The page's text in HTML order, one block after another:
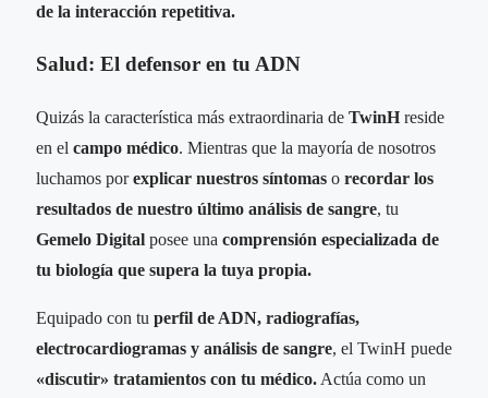
de la interacción repetitiva.
Salud: El defensor en tu ADN
Quizás la característica más extraordinaria de TwinH reside
en el campo médico. Mientras que la mayoría de nosotros
luchamos porexplicar nuestros síntomas o recordar los
resultados de nuestro último análisis de sangre, tu
Gemelo Digital posee una comprensión especializada de
tu biología que supera la tuya propia.
Equipado con tu perfil de ADN, radiografías,
electrocardiogramas y análisis de sangre, el TwinH puede
«discutir» tratamientos con tu médico. Actúa como un